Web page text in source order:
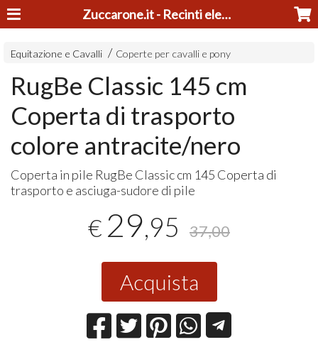
Zuccarone.it - Recinti elettrici e tosatrici
Equitazione e Cavalli Coperte per cavalli e pony
RugBe Classic 145 cm
Coperta di trasporto
colore antracite/nero
Coperta in pile RugBe Classic cm 145 Coperta di
trasporto e asciuga-sudore di pile
€ 29,95 37,00
Acquista